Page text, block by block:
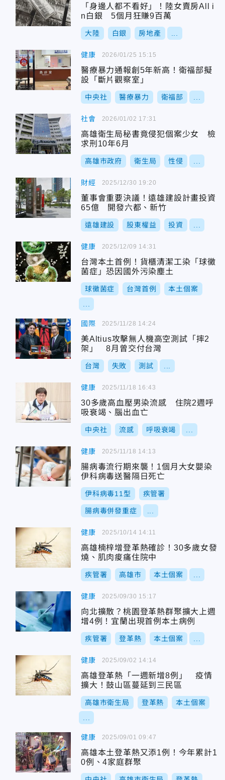
「身邊人都不看好」！陸女賣房All i
n白銀 5個月狂賺9百萬
大陸 白銀 房地產
健康
醫療暴力通報創5年新高！衛福部擬
設「斷片觀察室」
中央社 醫療暴力 衛福部
2026/01/25 15:15
社會
高雄衛生局秘書竟侵犯個案少女 檢
求刑10年6月
高雄市政府 衛生局 性侵
2026/01/02 17:31
財經
董事會重要決議！遠雄建設計畫投資
65億 開發六都、新竹
遠雄建設 股東權益 投資
2025/12/30 19:20
健康
台灣本土首例！貨櫃清潔工染「球黴
菌症」恐因國外污染塵土
球黴菌症 台灣首例 本土個案
2025/12/09 14:31
國際
美Altius攻擊無人機高空測試「摔2
架」 8月曾交付台灣
台灣 失敗 測試
2025/11/28 14:24
健康
30多歲高血壓男染流感 住院2週呼
吸衰竭、腦出血亡
中央社 流感 呼吸衰竭
2025/11/18 16:43
健康
腸病毒流行期來襲！1個月大女嬰染
伊科病毒送醫隔日死亡
伊科病毒11型 疾管署
腸病毒併發重症
2025/11/18 14:13
健康
高雄楠梓增登革熱確診！30多歲女發
燒、肌肉痠痛住院中
疾管署 高雄市 本土個案
2025/10/14 14:11
健康
向北擴散？桃園登革熱群聚擴大上週
增4例！宜蘭出現首例本土病例
疾管署 登革熱 本土個案
2025/09/30 15:17
健康
高雄登革熱「一週新增8例」 疫情
擴大！鼓山區蔓延到三民區
高雄市衛生局 登革熱 本土個案
2025/09/02 14:14
健康
高雄本土登革熱又添1例！今年累計1
0例、4家庭群聚
2025/09/01 09:47